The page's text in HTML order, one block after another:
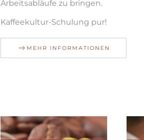
Arbeitsabläufe zu bringen.
Kaffeekultur-Schulung pur!
MEHR INFORMATIONEN